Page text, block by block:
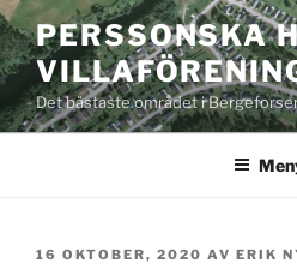
Hoppa
till
innehåll
PERSSONSKA
Det bästaste området i
PUBLICERAT
16 OKTOBER, 2020 AV ERIK